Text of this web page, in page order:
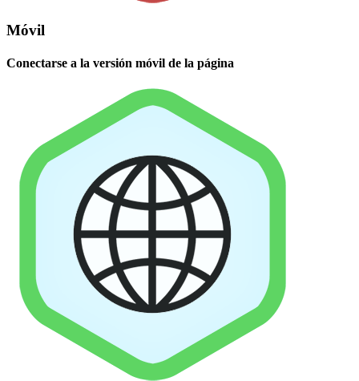
Móvil
Conectarse a la versión móvil de la página